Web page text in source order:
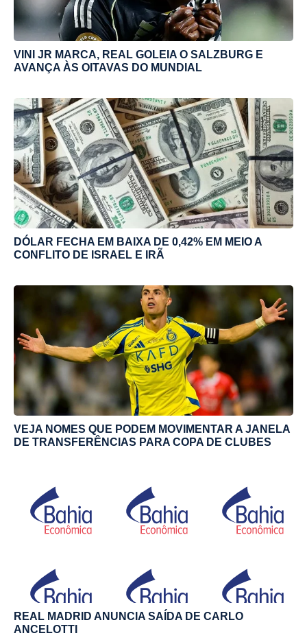
VINI JR MARCA, REAL GOLEIA O SALZBURG E
AVANÇA ÀS OITAVAS DO MUNDIAL
DÓLAR FECHA EM BAIXA DE 0,42% EM MEIO A
CONFLITO DE ISRAEL E IRÃ
VEJA NOMES QUE PODEM MOVIMENTAR A JANELA
DE TRANSFERÊNCIAS PARA COPA DE CLUBES
REAL MADRID ANUNCIA SAÍDA DE CARLO
ANCELOTTI